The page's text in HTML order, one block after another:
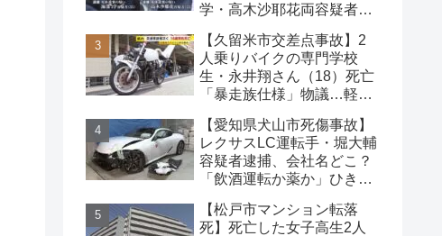
学・高木沙耶花両容疑者、
な事件
【久留米市交差点事故】2
人乗りバイクの専門学校
生・永井翔さん（18）死亡
「暴走族仕様」物議…軽自
【愛知県犬山市死傷事故】
レクサスLC運転手・堀大輔
容疑者逮捕、会社名どこ？
「飲酒運転か薬か」ひき逃
【松戸市マンション転落
死】死亡した女子高生2人